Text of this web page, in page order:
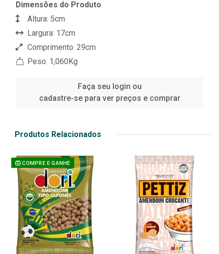
Dimensões do Produto
Altura: 5cm
Largura: 17cm
Comprimento: 29cm
Peso: 1,060Kg
Faça seu login ou
cadastre-se para ver preços e comprar
Produtos Relacionados
COMPRE E GANHE